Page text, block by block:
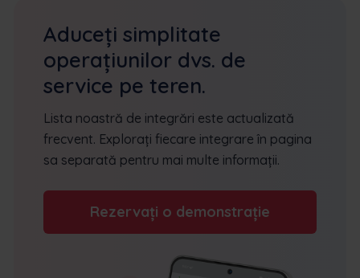
Aduceți simplitate
operațiunilor dvs. de
service pe teren.
Lista noastră de integrări este actualizată
frecvent. Explorați fiecare integrare în pagina
sa separată pentru mai multe informații.
Rezervați o demonstrație